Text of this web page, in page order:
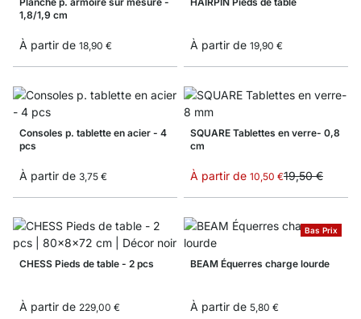
1,8/1,9 cm
À partir de 18,90 € À partir de 19,90 €
Consoles p. tablette en acier - 4
pcs
À partir de 3,75 €
SQUARE Tablettes en verre- 0,8
cm
À partir de 10,50 €19,50 €
CHESS Pieds de table - 2 pcs
À partir de 229,00 €
Bas Prix
BEAM Équerres charge lourde
À partir de 5,80 €